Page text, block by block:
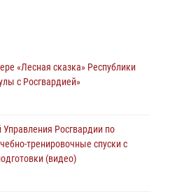
провели занятие по
на Всероссийском
«Территория смыслов»
«Лесная сказка» Республики
с Росгвардией»
Росгвардии по
тренировочные спуски с
(видео)